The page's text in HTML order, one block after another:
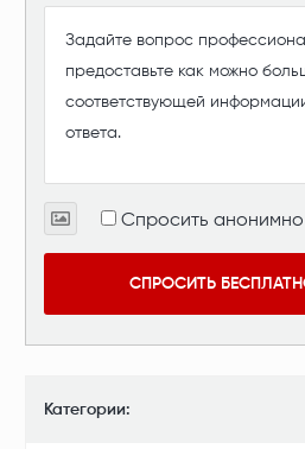
Спросить анонимно
СПРОСИТЬ
Категории: